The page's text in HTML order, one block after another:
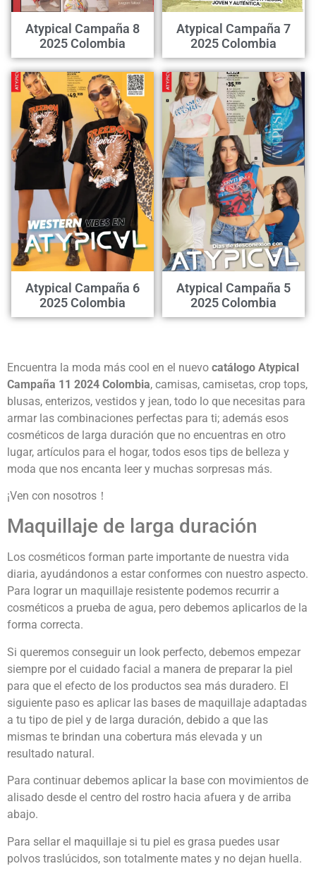
Atypical Campaña 8
2025 Colombia
Atypical Campaña 7
2025 Colombia
Atypical Campaña 6
2025 Colombia
Atypical Campaña 5
2025 Colombia
Encuentra la moda más cool en el nuevo catálogo Atypical
Campaña 11 2024 Colombia, camisas, camisetas, crop tops,
blusas, enterizos, vestidos y jean, todo lo que necesitas para
armar las combinaciones perfectas para ti; además esos
cosméticos de larga duración que no encuentras en otro
lugar, artículos para el hogar, todos esos tips de belleza y
moda que nos encanta leer y muchas sorpresas más.
¡Ven con nosotros！
Maquillaje de larga duración
Los cosméticos forman parte importante de nuestra vida
diaria, ayudándonos a estar conformes con nuestro aspecto.
Para lograr un maquillaje resistente podemos recurrir a
cosméticos a prueba de agua, pero debemos aplicarlos de la
forma correcta.
Si queremos conseguir un look perfecto, debemos empezar
siempre por el cuidado facial a manera de preparar la piel
para que el efecto de los productos sea más duradero. El
siguiente paso es aplicar las bases de maquillaje adaptadas
a tu tipo de piel y de larga duración, debido a que las
mismas te brindan una cobertura más elevada y un
resultado natural.
Para continuar debemos aplicar la base con movimientos de
alisado desde el centro del rostro hacia afuera y de arriba
abajo.
Para sellar el maquillaje si tu piel es grasa puedes usar
polvos traslúcidos, son totalmente mates y no dejan huella.